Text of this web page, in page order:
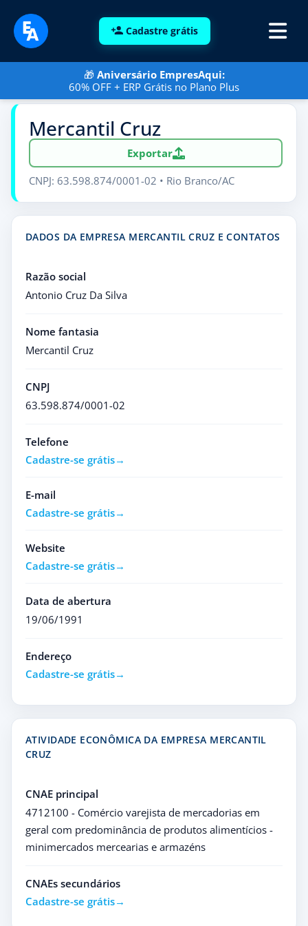
Cadastre grátis
🎁 Aniversário EmpresAqui:
60% OFF + ERP Grátis no Plano Plus
Mercantil Cruz
Exportar
CNPJ: 63.598.874/0001-02 • Rio Branco/AC
DADOS DA EMPRESA MERCANTIL CRUZ E CONTATOS
Razão social
Antonio Cruz Da Silva
Nome fantasia
Mercantil Cruz
CNPJ
63.598.874/0001-02
Telefone
Cadastre-se grátis
E-mail
Cadastre-se grátis
Website
Cadastre-se grátis
Data de abertura
19/06/1991
Endereço
Cadastre-se grátis
ATIVIDADE ECONÔMICA DA EMPRESA MERCANTIL
CRUZ
CNAE principal
4712100 - Comércio varejista de mercadorias em
geral com predominância de produtos alimentícios -
minimercados mercearias e armazéns
CNAEs secundários
Cadastre-se grátis